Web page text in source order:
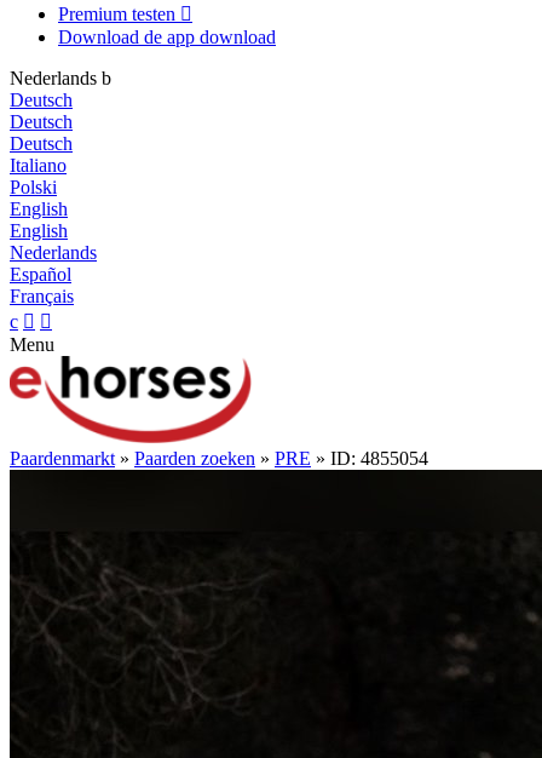
Premium testen 
Download de app download
Nederlands b
Deutsch
Deutsch
Deutsch
Italiano
Polski
English
English
Nederlands
Español
Français
c  
Menu
Paardenmarkt » Paarden zoeken » PRE » ID: 4855054